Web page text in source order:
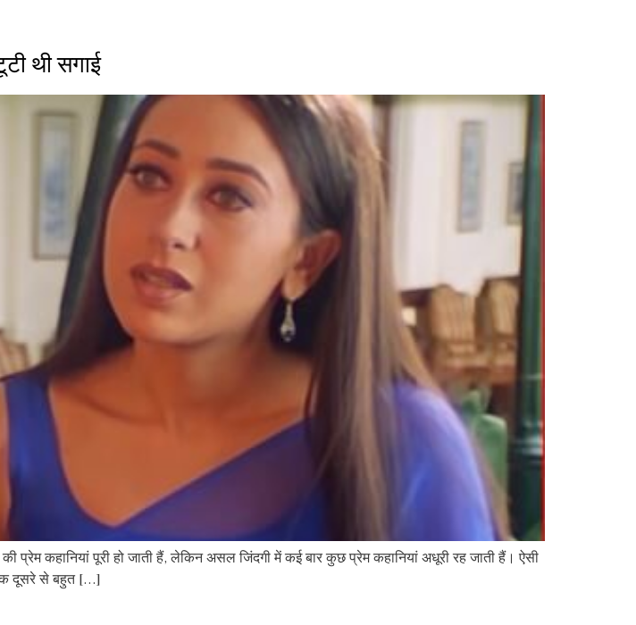
थी सगाई
कहानियां पूरी हो जाती हैं, लेकिन असल जिंदगी में कई बार कुछ प्रेम कहानियां अधूरी रह जाती हैं। ऐसी
दूसरे से बहुत […]